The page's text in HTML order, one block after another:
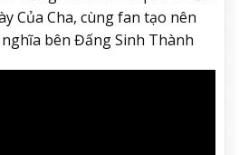
Của Cha, cùng fan tạo nên
bên Đấng Sinh Thành